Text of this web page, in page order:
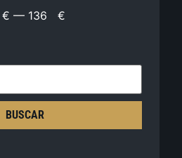
€ — 136 €
BUSCAR